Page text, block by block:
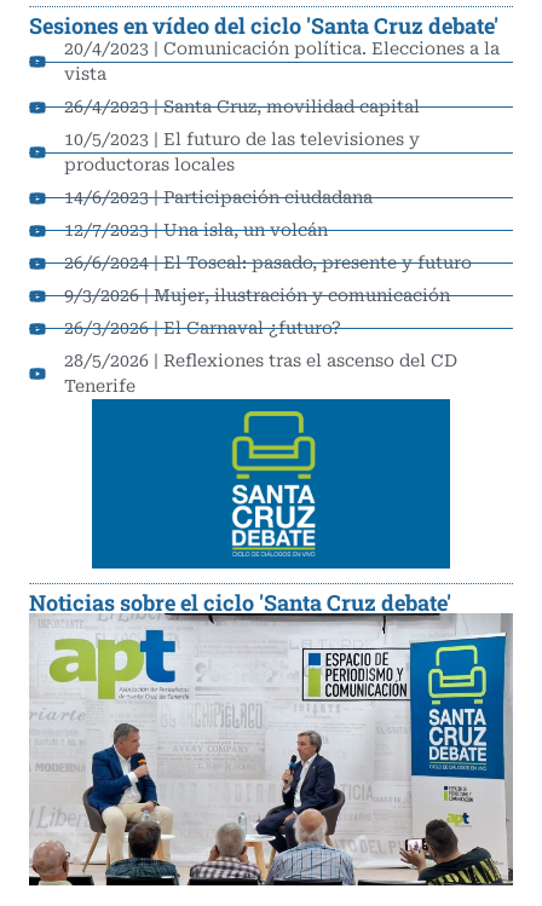
Sesiones en vídeo del ciclo 'Santa Cruz debate'
20/4/2023 | Comunicación política. Elecciones a la
vista
26/4/2023 | Santa Cruz, movilidad capital
10/5/2023 | El futuro de las televisiones y
productoras locales
14/6/2023 | Participación ciudadana
12/7/2023 | Una isla, un volcán
26/6/2024 | El Toscal: pasado, presente y futuro
9/3/2026 | Mujer, ilustración y comunicación
26/3/2026 | El Carnaval ¿futuro?
28/5/2026 | Reflexiones tras el ascenso del CD
Tenerife
Noticias sobre el ciclo 'Santa Cruz debate'